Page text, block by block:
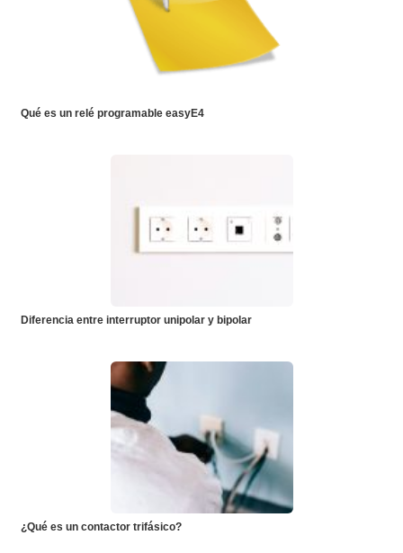
Qué es un relé programable easyE4
Diferencia entre interruptor unipolar y bipolar
¿Qué es un contactor trifásico?